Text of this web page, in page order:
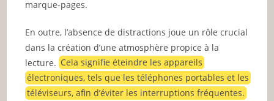
marque-pages.
En outre, l’absence de distractions joue un rôle crucial
dans la création d’une atmosphère propice à la
lecture.Cela signifie éteindre les appareils
électroniques, tels que les téléphones portables et les
téléviseurs, afin d’éviter les interruptions fréquentes.